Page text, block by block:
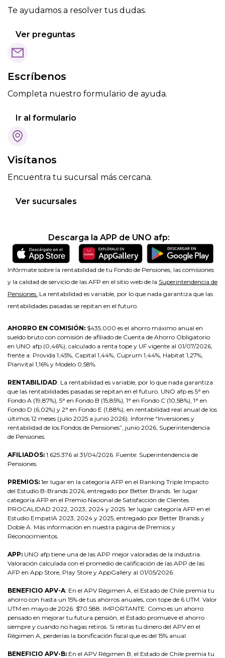
Te ayudamos a resolver tus dudas.
Ver preguntas
Escríbenos
Completa nuestro formulario de ayuda.
Ir al formulario
Visítanos
Encuentra tu sucursal más cercana.
Ver sucursales
Descarga la APP de UNO afp:
Infórmate sobre la rentabilidad de tu Fondo de Pensiones, las comisiones
y la calidad de servicio de las AFP en el sitio web de la Superintendencia de
Pensiones. La rentabilidad es variable, por lo que nada garantiza que las
rentabilidades pasadas se repitan en el futuro.
AHORRO EN COMISIÓN: $435.000 es el ahorro máximo anual en
sueldo bruto con comisión de afiliado de Cuenta de Ahorro Obligatorio
en UNO afp (0,46%), calculado a renta tope y UF vigente al 01/07/2026,
frente a: Provida 1,45%, Capital 1,44%, Cuprum 1,44%, Habitat 1,27%,
Planvital 1,16% y Modelo 0,58%.
RENTABILIDAD: La rentabilidad es variable, por lo que nada garantiza
que las rentabilidades pasadas se repitan en el futuro. UNO afp es 5° en
Fondo A (19,87%), 5° en Fondo B (15,85%), 1° en Fondo C (10,58%), 1° en
Fondo D (6,02%) y 2° en Fondo E (1,88%), en rentabilidad real anual de los
últimos 12 meses (julio 2025 a junio 2026). Informe “Inversiones y
rentabilidad de los Fondos de Pensiones”, junio 2026, Superintendencia
de Pensiones.
AFILIADOS: 1.625.376 al 31/04/2026. Fuente: Superintendencia de
Pensiones.
PREMIOS: 1er lugar en la categoría AFP en el Ranking Triple Impacto
del Estudio B-Brands 2026, entregado por Better Brands. 1er lugar
categoría AFP en el Premio Nacional de Satisfacción de Clientes
PROCALIDAD 2022, 2023, 2024 y 2025. 1er lugar categoría AFP en el
Estudio EmpatIA 2023, 2024 y 2025, entregado por Better Brands y
Doble A. Más información en nuestra página de Premios y
Reconocimientos
APP: UNO afp tiene una de las APP mejor valoradas de la industria.
Valoración calculada con el promedio de calificación de las APP de las
AFP en App Store, Play Store y AppGallery al 01/05/2026.
BENEFICIO APV-A: En el APV Régimen A, el Estado de Chile premia tu
ahorro con hasta un 15% de tus ahorros anuales, con tope de 6 UTM. Valor
UTM en mayo de 2026: $70.588. IMPORTANTE: Como es un ahorro
pensado en mejorar tu futura pensión, el Estado promueve el ahorro
siempre y cuando no hagas retiros. Si retiras tu dinero del APV en el
Régimen A, perderías la bonificación fiscal que es del 15% anual.
BENEFICIO APV-B: En el APV Régimen B, el Estado de Chile premia tu